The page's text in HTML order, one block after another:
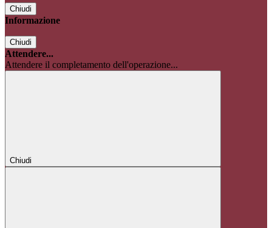
Chiudi
Informazione
Chiudi
Attendere...
Attendere il completamento dell'operazione...
Chiudi